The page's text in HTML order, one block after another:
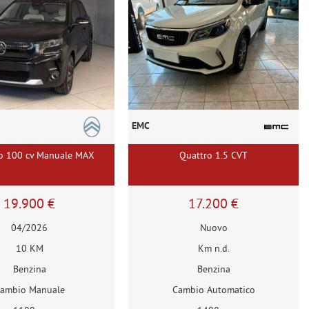
100 cv Manuale MAX
19.900 €
04/2026
10 KM
Benzina
Manuale
EMC
Quattro 1.5 CVT
17.200 €
Nuovo
Km n.d.
Benzina
Cambio Automatico